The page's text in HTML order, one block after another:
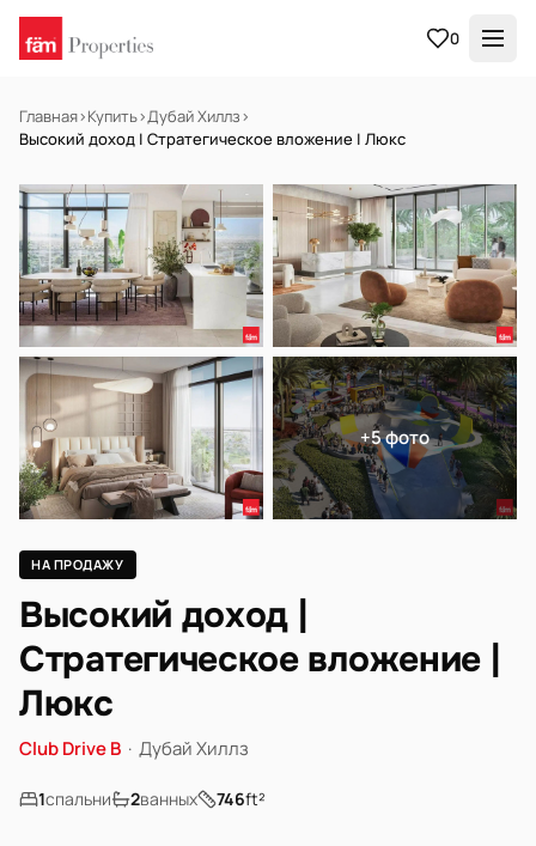
0
Главная›Купить›Дубай Хиллз›
Высокий доход | Стратегическое вложение | Люкс
НА ПРОДАЖУ Off-plan
+5 фото
НА ПРОДАЖУ
Высокий доход |
Стратегическое вложение |
Люкс
Club Drive B · Дубай Хиллз
1спальни 2ванных 746ft²